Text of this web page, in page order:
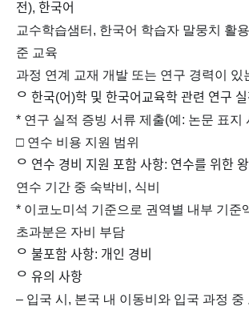
전), 한국어
교수학습샘터, 한국어 학습자 말뭉치 활
준 교육
과정 연계 교재 개발 또는 연구 경력이 있
ᄋ 한국(어)학 및 한국어교육학 관련 연구
* 연구 실적 증빙 서류 제출(예: 논문 표지
□ 연수 비용 지원 범위
ᄋ 연수 경비 지원 포함 사항: 연수를 위한
연수 기간 중 숙박비, 식비
* 이코노미석 기준으로 권역별 내부 기준
초과분은 자비 부담
ᄋ 불포함 사항: 개인 경비
ᄋ 유의 사항
– 입국 시, 본국 내 이동비와 입국 과정 중